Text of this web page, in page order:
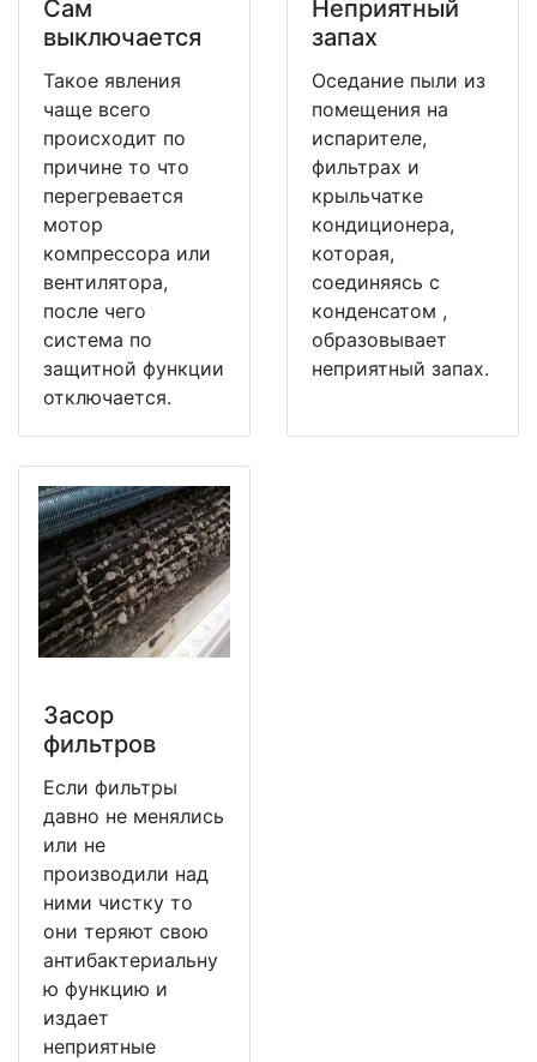
Сам
выключается
Такое явления
чаще всего
происходит по
причине то что
перегревается
мотор
компрессора или
вентилятора,
после чего
система по
защитной функции
отключается.
Неприятный
запах
Оседание пыли из
помещения на
испарителе,
фильтрах и
крыльчатке
кондиционера,
которая,
соединяясь с
конденсатом ,
образовывает
неприятный запах.
Засор
фильтров
Если фильтры
давно не менялись
или не
производили над
ними чистку то
они теряют свою
антибактериальну
ю функцию и
издает
неприятные